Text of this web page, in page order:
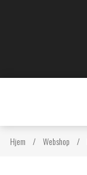
Hjem / Webshop /